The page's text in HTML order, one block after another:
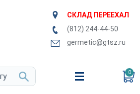
СКЛАД ПЕРЕЕХАЛ
(812) 244-44-50
germetic@gtsz.ru
0